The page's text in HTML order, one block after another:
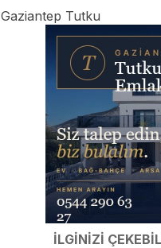
Gaziantep Tutku
İLGİNİZİ